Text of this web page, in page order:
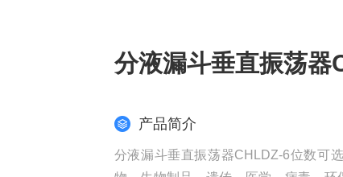
分液漏斗垂直振荡器
产品简介
分液漏斗垂直振荡器CHLDZ-6位数可